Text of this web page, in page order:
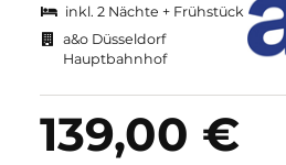
inkl. 2 Nächte + Frühstück
a&o Düsseldorf
Hauptbahnhof
139,00 €